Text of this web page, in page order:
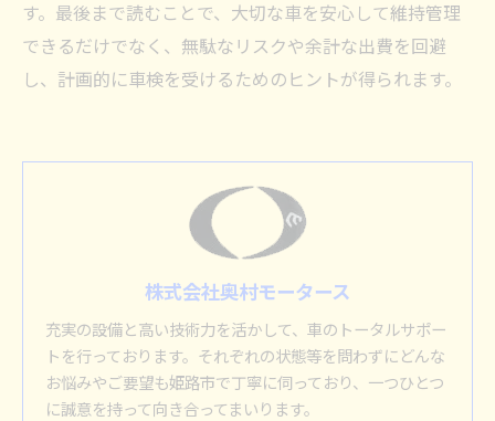
す。最後まで読むことで、大切な車を安心して維持管理
できるだけでなく、無駄なリスクや余計な出費を回避
し、計画的に車検を受けるためのヒントが得られます。
株式会社奥村モータース
充実の設備と高い技術力を活かして、車のトータルサポー
トを行っております。それぞれの状態等を問わずにどんな
お悩みやご要望も姫路市で丁寧に伺っており、一つひとつ
に誠意を持って向き合ってまいります。